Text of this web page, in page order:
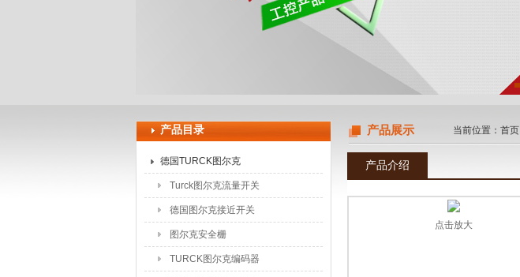
产品目录
德国TURCK图尔克
Turck图尔克流量开关
德国图尔克接近开关
图尔克安全栅
TURCK图尔克编码器
产品展示 当前位置： 首页
产品介绍
点击放大